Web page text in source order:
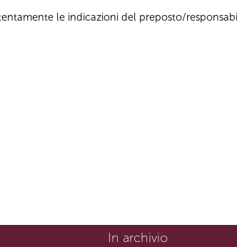
le indicazioni del preposto/
In archivio